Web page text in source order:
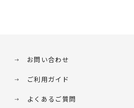
お問い合わせ
ご利用ガイド
よくあるご質問